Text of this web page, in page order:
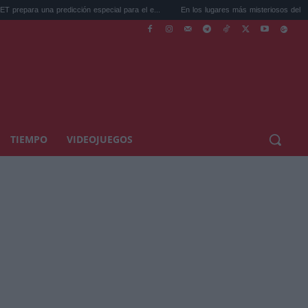
predicción especial para el e... En los lugares más misteriosos del planeta:
TIEMPO VIDEOJUEGOS